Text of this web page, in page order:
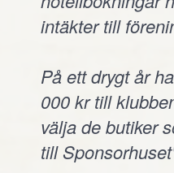
intäkter till
På ett drygt år
000 kr till
välja de butiker
till